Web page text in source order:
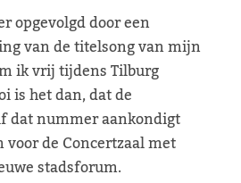
opgevolgd door een
van de titelsong van mijn
ik vrij tijdens Tilburg
is het dan, dat de
dat nummer aankondigt
de Concertzaal met
stadsforum.